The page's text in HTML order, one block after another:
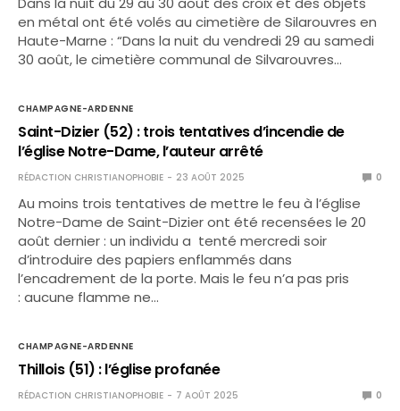
en métal ont été volés au cimetière de Silarouvres en
Haute-Marne : “Dans la nuit du vendredi 29 au samedi
30 août, le cimetière communal de Silvarouvres…
CHAMPAGNE-ARDENNE
Saint-Dizier (52) : trois tentatives d’incendie de
l’église Notre-Dame, l’auteur arrêté
RÉDACTION CHRISTIANOPHOBIE 23 AOÛT 2025 0
Au moins trois tentatives de mettre le feu à l’église
Notre-Dame de Saint-Dizier ont été recensées le 20
août dernier : un individu a tenté mercredi soir
d’introduire des papiers enflammés dans
l’encadrement de la porte. Mais le feu n’a pas pris
: aucune flamme ne…
CHAMPAGNE-ARDENNE
Thillois (51) : l’église profanée
RÉDACTION CHRISTIANOPHOBIE 7 AOÛT 2025 0